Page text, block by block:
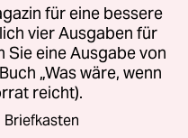
für eine bessere
vier Ausgaben für
Sie eine Ausgabe von
„Was wäre, wenn
reicht).